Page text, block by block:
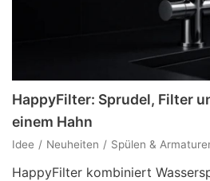
HappyFilter: Sprudel, Filter
einem Hahn
Idee Neuheiten Spülen &
HappyFilter kombiniert